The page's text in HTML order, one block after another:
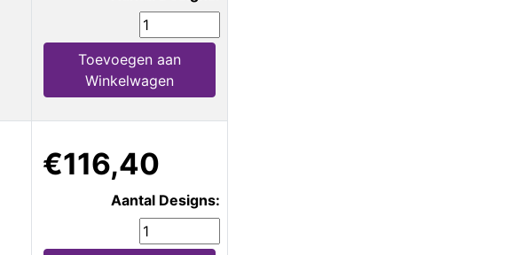
Toevoegen aan
Winkelwagen
€116,40
Aantal Designs: